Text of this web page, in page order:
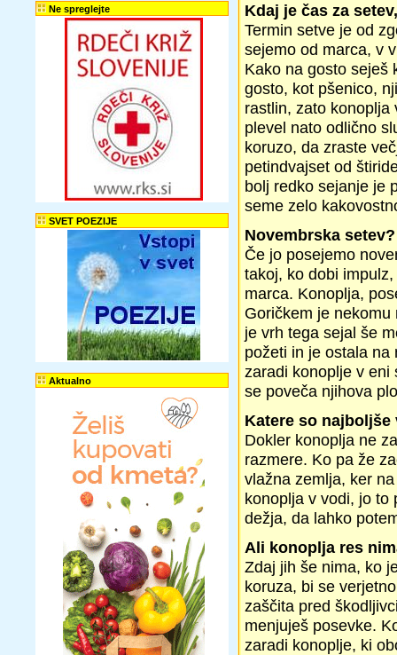
Ne spreglejte
SVET POEZIJE
Aktualno
Kdaj je čas za
Termin setve je od
sejemo od marca, v
Kako na gosto seješ
gosto, kot pšenico,
rastlin, zato
plevel nato odlično
koruzo, da zraste
petindvajset od
bolj redko sejanje je
seme zelo
Novembrska setev?
Če jo posejemo
takoj, ko dobi
marca. Konoplja,
Goričkem je
je vrh tega sejal še
požeti in je ostala
zaradi konoplje v eni
se poveča njihova
Katere so najboljše
Dokler konoplja ne
razmere. Ko pa že
vlažna zemlja, ker
konoplja v vodi, jo to
dežja, da lahko
Ali konoplja res
Zdaj jih še nima, ko
koruza, bi se
zaščita pred
menjuješ posevke.
zaradi konoplje, ki